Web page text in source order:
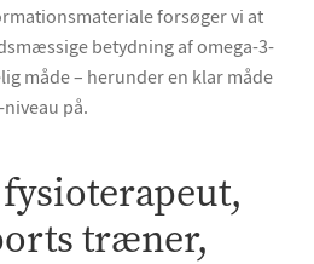
forsøger vi at
betydning af omega-3-
måde – herunder en klar måde
på.
træner,